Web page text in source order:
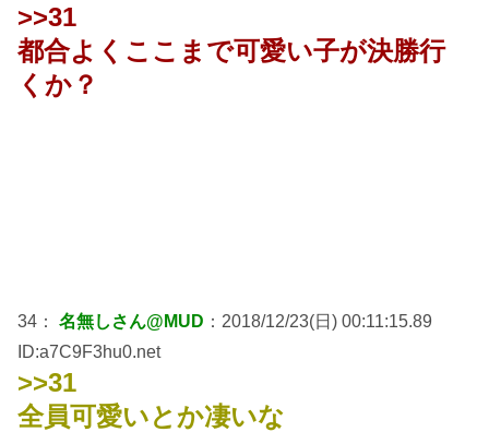
>>31
都合よくここまで可愛い子が決勝行
くか？
34： 名無しさん@MUD ：2018/12/23(日) 00:11:15.89
ID:a7C9F3hu0.net
>>31
全員可愛いとか凄いな